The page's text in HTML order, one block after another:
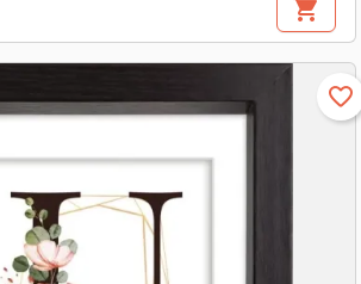
shopping_cart
favorite_border